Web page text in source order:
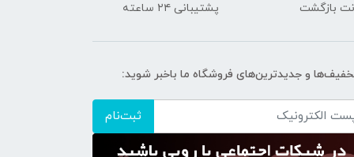
پشتیبانی ۲۴ ساعته
و جدیدترین‌های فروشگاه ما باخبر شوید:
ثبت‌نام